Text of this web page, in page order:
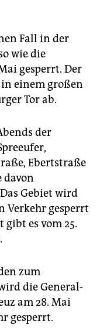
Fall in der
wie die
gesperrt. Der
einem großen
Tor ab.
der
Ebertstraße
davon
Gebiet wird
Verkehr gesperrt
es vom 25.
zum
die General-
am 28. Mai
gesperrt.